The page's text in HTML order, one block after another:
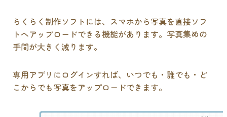
らくらく制作ソフトには、スマホから写真を直接ソフ
トへアップロードできる機能があります。写真集めの
手間が大きく減ります。
専用アプリにログインすれば、いつでも・誰でも・ど
こからでも写真をアップロードできます。